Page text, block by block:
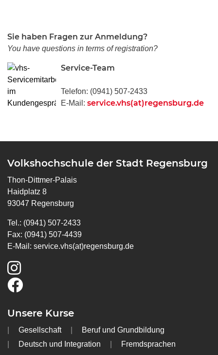
Sie haben Fragen zur Anmeldung?
You have questions in terms of registration?
Service-Team
Telefon: (0941) 507-2433
E-Mail: service.vhs(at)regensburg.de
Volkshochschule der Stadt Regensburg
Thon-Dittmer-Palais
Haidplatz 8
93047 Regensburg
Tel.: (0941) 507-2433
Fax: (0941) 507-4439
E-Mail: service.vhs(at)regensburg.de
Unsere Kurse
Gesellschaft
Beruf und Grundbildung
Deutsch und Integration
Fremdsprachen